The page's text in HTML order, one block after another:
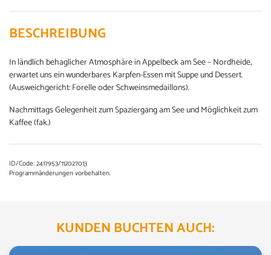
BESCHREIBUNG
In ländlich behaglicher Atmosphäre in Appelbeck am See – Nordheide,
erwartet uns ein wunderbares Karpfen-Essen mit Suppe und Dessert.
(Ausweichgericht: Forelle oder Schweinsmedaillons).
Nachmittags Gelegenheit zum Spaziergang am See und Möglichkeit zum
Kaffee (fak.)
ID/Code: 2417953/112027013
Programmänderungen vorbehalten.
KUNDEN BUCHTEN AUCH: